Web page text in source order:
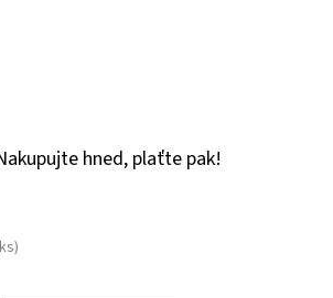
hned, plaťte pak!